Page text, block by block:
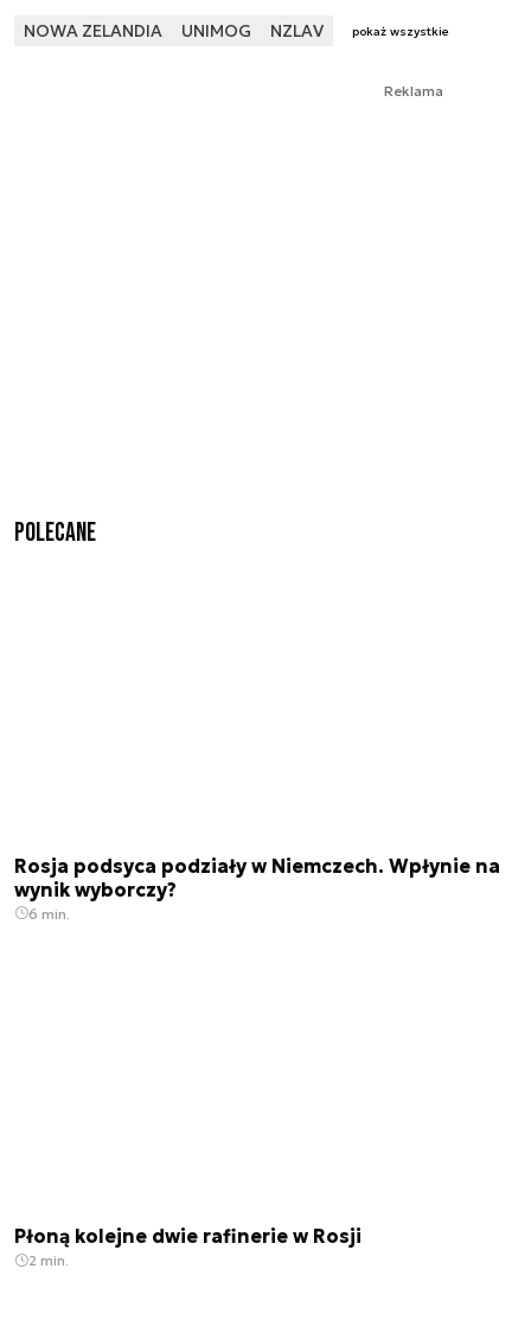
NOWA ZELANDIA UNIMOG NZLAV pokaż wszystkie
Reklama
Polecane
Rosja podsyca podziały w Niemczech. Wpłynie na
wynik wyborczy?
6 min.
Płoną kolejne dwie rafinerie w Rosji
2 min.